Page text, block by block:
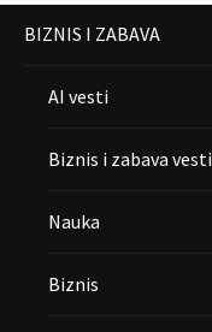
BIZNIS I ZABAVA
AI vesti
Biznis i zabava vesti
Nauka
Biznis